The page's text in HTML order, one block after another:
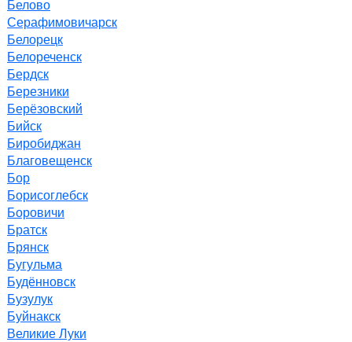
Белово
Серафимовичарск
Белорецк
Белореченск
Бердск
Березники
Берёзовский
Бийск
Биробиджан
Благовещенск
Бор
Борисоглебск
Боровичи
Братск
Брянск
Бугульма
Будённовск
Бузулук
Буйнакск
Великие Луки